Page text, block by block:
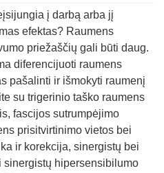
į darbą arba jį
efektas? Raumens
priežaščių gali būti daug.
diferencijuoti raumens
pašalinti ir išmokyti raumenį
su trigerinio taško raumens
fascijos sutrumpėjimo
prisitvirtinimo vietos bei
ir korekcija, sinergistų bei
hipersensibilumo